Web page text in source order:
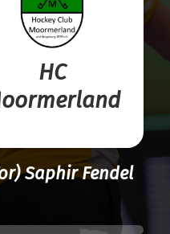
HC
Saphir Fendel